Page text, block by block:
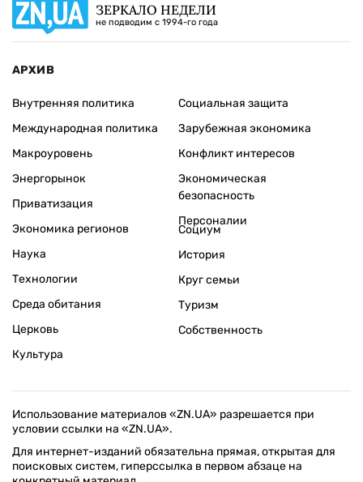
ЗЕРКАЛО НЕДЕЛИ
не подводим с 1994-го года
АРХИВ
Внутренняя политика
Международная политика
Макроуровень
Энергорынок
Приватизация
Экономика регионов
Социальная защита
Зарубежная экономика
Конфликт интересов
Экономическая
безопасность
Персоналии
Наука
Технологии
Среда обитания
Церковь
Культура
Социум
История
Круг семьи
Туризм
Собственность
Использование материалов «ZN.UA» разрешается при
условии ссылки на «ZN.UA».
Для интернет-изданий обязательна прямая, открытая для
поисковых систем, гиперссылка в первом абзаце на